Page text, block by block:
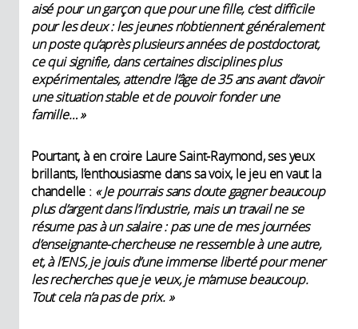
aisé pour un garçon que pour une fille, c’est difficile
pour les deux : les jeunes n’obtiennent généralement
un poste qu’après plusieurs années de postdoctorat,
ce qui signifie, dans certaines disciplines plus
expérimentales, attendre l’âge de 35 ans avant d’avoir
une situation stable et de pouvoir fonder une
famille… »
Pourtant, à en croire Laure Saint-Raymond, ses yeux
brillants, l’enthousiasme dans sa voix, le jeu en vaut la
chandelle : « Je pourrais sans doute gagner beaucoup
plus d’argent dans l’industrie, mais un travail ne se
résume pas à un salaire : pas une de mes journées
d’enseignante-chercheuse ne ressemble à une autre,
et, à l’ENS, je jouis d’une immense liberté pour mener
les recherches que je veux, je m’amuse beaucoup.
Tout cela n’a pas de prix. »